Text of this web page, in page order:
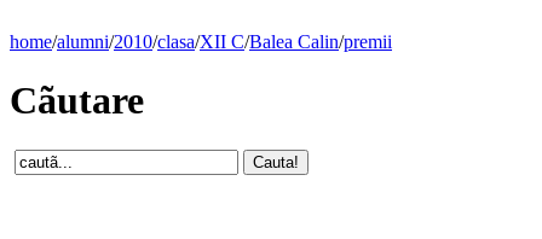
home/alumni/2010/clasa/XII C/Balea Calin/premii
Cãutare